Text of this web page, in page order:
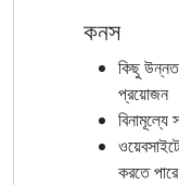
কনস
কিছু উন্নত
প্রয়োজন
বিনামূল্যে
করতে পারে